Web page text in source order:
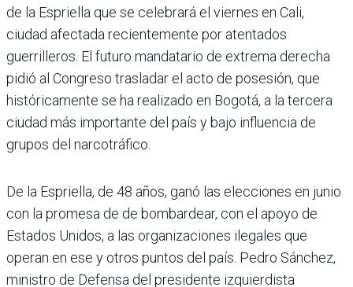
de la Espriella que se celebrará el viernes en Cali,
ciudad afectada recientemente por atentados
guerrilleros. El futuro mandatario de extrema derecha
pidió al Congreso trasladar el acto de posesión, que
históricamente se ha realizado en Bogotá, a la tercera
ciudad más importante del país y bajo influencia de
grupos del narcotráfico.
De la Espriella, de 48 años, ganó las elecciones en junio
con la promesa de de bombardear, con el apoyo de
Estados Unidos, a las organizaciones ilegales que
operan en ese y otros puntos del país. Pedro Sánchez,
ministro de Defensa del presidente izquierdista